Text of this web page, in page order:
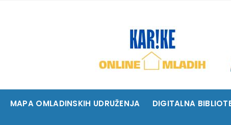
MAPA OMLADINSKIH UDRUŽENJA DIGITALNA